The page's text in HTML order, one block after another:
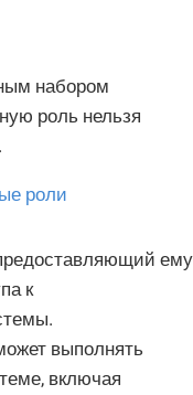
набором
роль нельзя
роли
ему
к
выполнять
включая